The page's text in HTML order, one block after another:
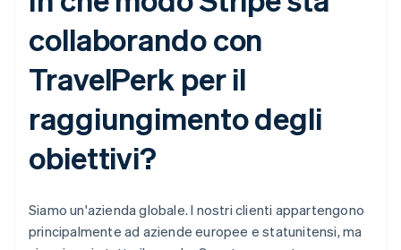
collaborando con
TravelPerk per il
raggiungimento degli
obiettivi?
Siamo un'azienda globale. I nostri clienti appartengono
principalmente ad aziende europee e statunitensi, ma